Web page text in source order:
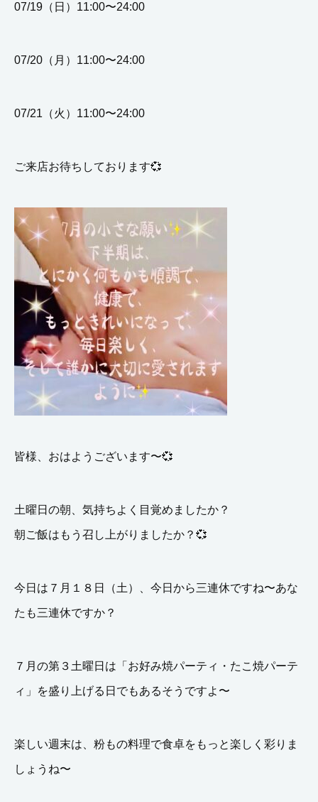
07/19（日）11:00〜24:00
07/20（月）11:00〜24:00
07/21（火）11:00〜24:00
ご来店お待ちしております💞
皆様、おはようございます〜💞
土曜日の朝、気持ちよく目覚めましたか？
朝ご飯はもう召し上がりましたか？💞
今日は７月１８日（土）、今日から三連休ですね〜あな
たも三連休ですか？
７月の第３土曜日は「お好み焼パーティ・たこ焼パーテ
ィ」を盛り上げる日でもあるそうですよ〜
楽しい週末は、粉もの料理で食卓をもっと楽しく彩りま
しょうね〜